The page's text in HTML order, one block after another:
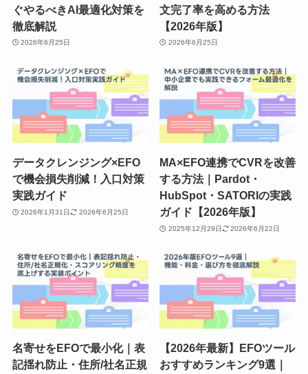
ぐやるべきAI最適化対策を
徹底解説
2026年6月25日
文完了率を高める方法
【2026年版】
2026年6月25日
データクレンジング×EFO
で機会損失削減！入口対策
実践ガイド
2026年1月31日 2026年6月25日
MA×EFO連携でCVRを改善
する方法｜Pardot・
HubSpot・SATORIの実践
ガイド【2026年版】
2025年12月29日 2026年6月22日
名寄せをEFOで最小化｜表
記揺れ防止・住所/社名正規
【2026年最新】EFOツール
おすすめランキング9選｜